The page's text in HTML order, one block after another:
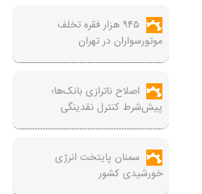
۹۴۵ هزار فقره تخلف
موتورسواران در تهران
اصلاح ناترازی بانک‌ها؛
پیش‌شرط کنترل نقدینگی
سمنان پایتخت انرژی
خورشیدی کشور